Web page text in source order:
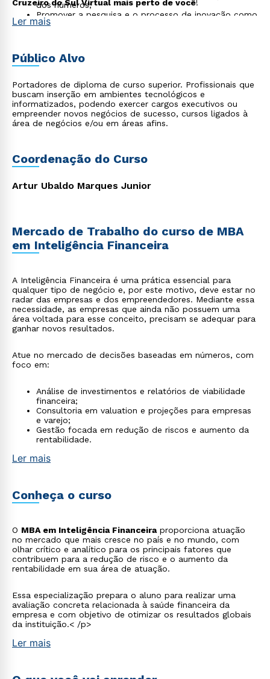
dos números;
Promover a pesquisa e o processo de inovação como
forma de acompanhamentos das mudanças
forma de acompanhamento das mudanças
tecnológicas, sociais e culturais.
Cruzeiro do Sul Virtual mais perto de você!
Ler mais
Público Alvo
Portadores de diploma de curso superior. Profissionais que
buscam inserção em ambientes tecnológicos e
informatizados, podendo exercer cargos executivos ou
empreender novos negócios de sucesso, cursos ligados à
área de negócios e/ou em áreas afins.
Coordenação do Curso
Artur Ubaldo Marques Junior
Mercado de Trabalho do curso de MBA
em Inteligência Financeira
A Inteligência Financeira é uma prática essencial para
qualquer tipo de negócio e, por este motivo, deve estar no
radar das empresas e dos empreendedores. Mediante essa
necessidade, as empresas que ainda não possuem uma
área voltada para esse conceito, precisam se adequar para
ganhar novos resultados.
Atue no mercado de decisões baseadas em números, com
foco em:
Análise de investimentos e relatórios de viabilidade
financeira;
Consultoria em valuation e projeções para empresas
e varejo;
Gestão focada em redução de riscos e aumento da
rentabilidade.
Ler mais
Conheça o curso
O MBA em Inteligência Financeiraproporciona atuação
no mercado que mais cresce no país e no mundo, com
olhar crítico e analítico para os principais fatores que
contribuem para a redução de risco e o aumento da
rentabilidade em sua área de atuação.
Essa especialização prepara o aluno para realizar uma
avaliação concreta relacionada à saúde financeira da
empresa e com objetivo de otimizar os resultados globais
da instituição.< /p>
Ler mais